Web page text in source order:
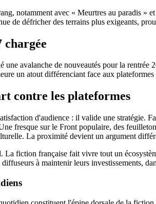
notamment avec « Meurtres au paradis »
de défricher des terrains plus exigeants,
chargée
avalanche de nouveautés pour la
un atout différenciant face aux
contre les plateformes
d'audience : il valide une stratégie.
fresque sur le Front populaire, des
La proximité devient un argument
fiction française fait vivre tout un
à maintenir leurs investissements,